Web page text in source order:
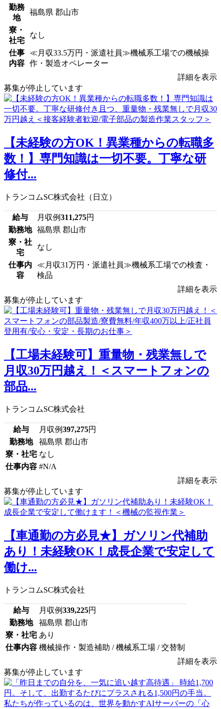
勤務
地
福島県 郡山市
寮・
社宅
なし
仕事
内容
≪月収33.5万円・派遣社員≫機械系工場での機械操
作・製造オペレーター
詳細を表示
募集が停止しています
【未経験の方OK！異業種からの転職多
数！】専門知識は一切不要。丁寧な研
修付...
トランコムSC株式会社（日立）
給与 月収例311,275円
勤務地 福島県 郡山市
寮・社
宅
なし
仕事内
容
≪月収31万円・派遣社員≫機械系工場での検査・
検品
詳細を表示
募集が停止しています
【工場未経験可】重量物・残業無しで
月収30万円越え！＜スマートフォンの
部品...
トランコムSC株式会社
給与 月収例397,275円
勤務地
福島県 郡山市
寮・社宅 なし
仕事内容 #N/A
詳細を表示
募集が停止しています
【車通勤の方必見★】ガソリン代補助
あり！未経験OK！成長企業で安定して
働け...
トランコムSC株式会社
給与 月収例339,225円
勤務地
福島県 郡山市
寮・社宅 あり
仕事内容 機械操作・製造補助 / 機械系工場 / 交替制
詳細を表示
募集が停止しています